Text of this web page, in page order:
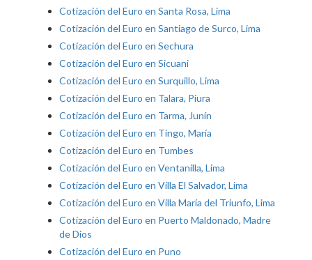
Cotización del Euro en Santa Rosa, Lima
Cotización del Euro en Santiago de Surco, Lima
Cotización del Euro en Sechura
Cotización del Euro en Sicuani
Cotización del Euro en Surquillo, Lima
Cotización del Euro en Talara, Piura
Cotización del Euro en Tarma, Junín
Cotización del Euro en Tingo, María
Cotización del Euro en Tumbes
Cotización del Euro en Ventanilla, Lima
Cotización del Euro en Villa El Salvador, Lima
Cotización del Euro en Villa María del Triunfo, Lima
Cotización del Euro en Puerto Maldonado, Madre
de Dios
Cotización del Euro en Puno